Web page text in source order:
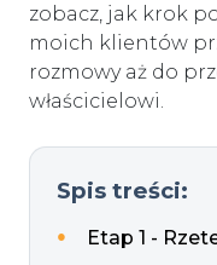
zobacz, jak krok
moich klientów
rozmowy aż do
właścicielowi.
Spis treści:
Etap 1 -